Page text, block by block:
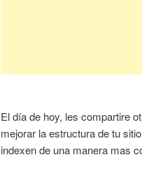
El día de hoy, les compartire
mejorar la estructura de tu
indexen de una manera mas